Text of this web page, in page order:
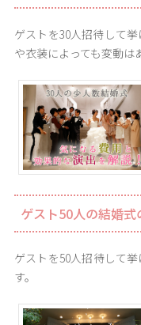
ゲストを30人招待して
や衣装によっても変動は
ゲスト50人の結婚式
ゲストを50人招待して
す。